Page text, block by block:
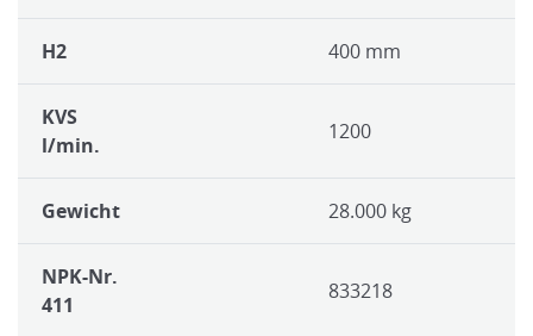
H2 400 mm
KVS
l/min.
1200
Gewicht 28.000 kg
NPK-Nr.
411
833218